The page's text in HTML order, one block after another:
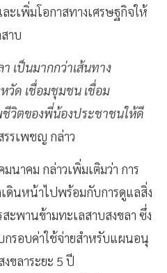
ะเพิ่มโอกาสทางเศรษฐกิจให้
าบ
เป็นมากกว่าเส้นทาง
วัด เชื่อมชุมชน เชื่อม
วิตของพี่น้องประชาชนให้ดี
รรเพชญ กล่าว
นาคม กล่าวเพิ่มเติมว่า การ
ดินหน้าไปพร้อมกับการดูแลสิ่ง
ะพานข้ามทะเลสาบสงขลา ซึ่ง
กรอบค่าใช้จ่ายสำหรับแผนอนุ
ขลาระยะ 5 ปี